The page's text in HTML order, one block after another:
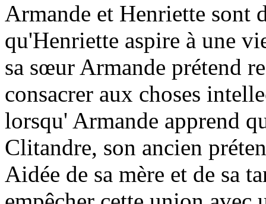
Armande et Henriette sont
qu'Henriette aspire à une
sa sœur Armande prétend
consacrer aux choses
lorsqu' Armande apprend
Clitandre, son ancien
Aidée de sa mère et de sa